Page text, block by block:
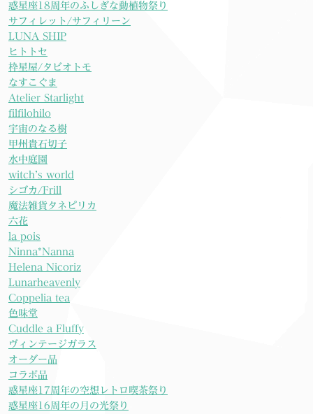
惑星座18周年のふしぎな動植物祭り
サフィレット/サフィリーン
LUNA SHIP
ヒトトセ
枠星屋/タビオトモ
なすこぐま
Atelier Starlight
filfilohilo
宇宙のなる樹
甲州貴石切子
水中庭園
witch’s world
シゴカ/Frill
魔法雑貨タネピリカ
六花
la pois
Ninna*Nanna
Helena Nicoriz
Lunarheavenly
Coppelia tea
色味堂
Cuddle a Fluffy
ヴィンテージガラス
オーダー品
コラボ品
惑星座17周年の空想レトロ喫茶祭り
惑星座16周年の月の光祭り